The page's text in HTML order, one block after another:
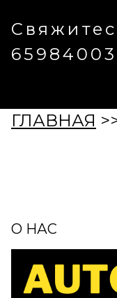
65984003
ГЛАВНАЯ
О НАС